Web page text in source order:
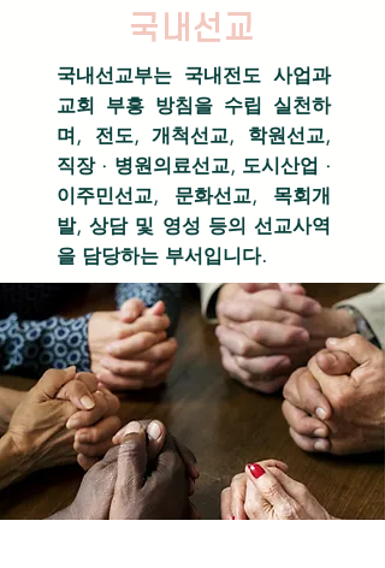
국내선교
국내선교부는 국내전도 사업과
교회 부흥 방침을 수립 실천하
며, 전도, 개척선교, 학원선교,
직장 · 병원의료선교, 도시산업 ·
이주민선교, 문화선교, 목회개
발, 상담 및 영성 등의 선교사역
을 담당하는 부서입니다.